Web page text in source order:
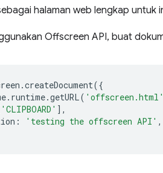
halaman web lengkap untuk
Offscreen API, buat
.createDocument({
. runtime.getURL( 'offscreen.html'
'CLIPBOARD' ],
: 'testing the offscreen API' ,